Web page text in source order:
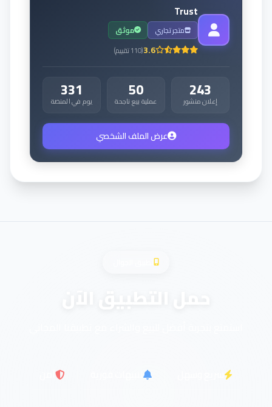
Trust
متجر تجاري موثق
3.6
(
110تقييم)
243
إعلان منشور 50
عملية بيع ناجحة 331
يوم في المنصة
عرض الملف الشخصي
حمل التطبيق الآن